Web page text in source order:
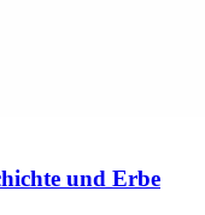
und Erbe